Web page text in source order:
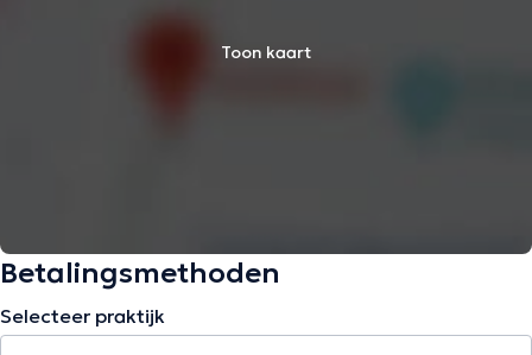
Toon kaart
Betalingsmethoden
Selecteer praktijk